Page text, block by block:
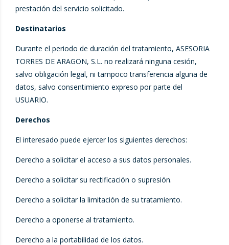
prestación del servicio solicitado.
Destinatarios
Durante el periodo de duración del tratamiento, ASESORIA
TORRES DE ARAGON, S.L. no realizará ninguna cesión,
salvo obligación legal, ni tampoco transferencia alguna de
datos, salvo consentimiento expreso por parte del
USUARIO.
Derechos
El interesado puede ejercer los siguientes derechos:
Derecho a solicitar el acceso a sus datos personales.
Derecho a solicitar su rectificación o supresión.
Derecho a solicitar la limitación de su tratamiento.
Derecho a oponerse al tratamiento.
Derecho a la portabilidad de los datos.